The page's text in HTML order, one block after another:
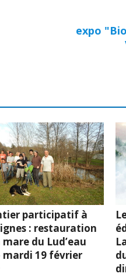
expo
participatif à
: restauration
mare du Lud’eau
mardi 19 février